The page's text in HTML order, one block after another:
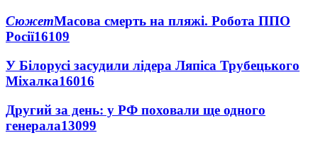
СюжетМасова смерть на пляжі. Робота ППО
Росії16109
У Білорусі засудили лідера Ляпіса Трубецького
Міхалка16016
Другий за день: у РФ поховали ще одного
генерала13099